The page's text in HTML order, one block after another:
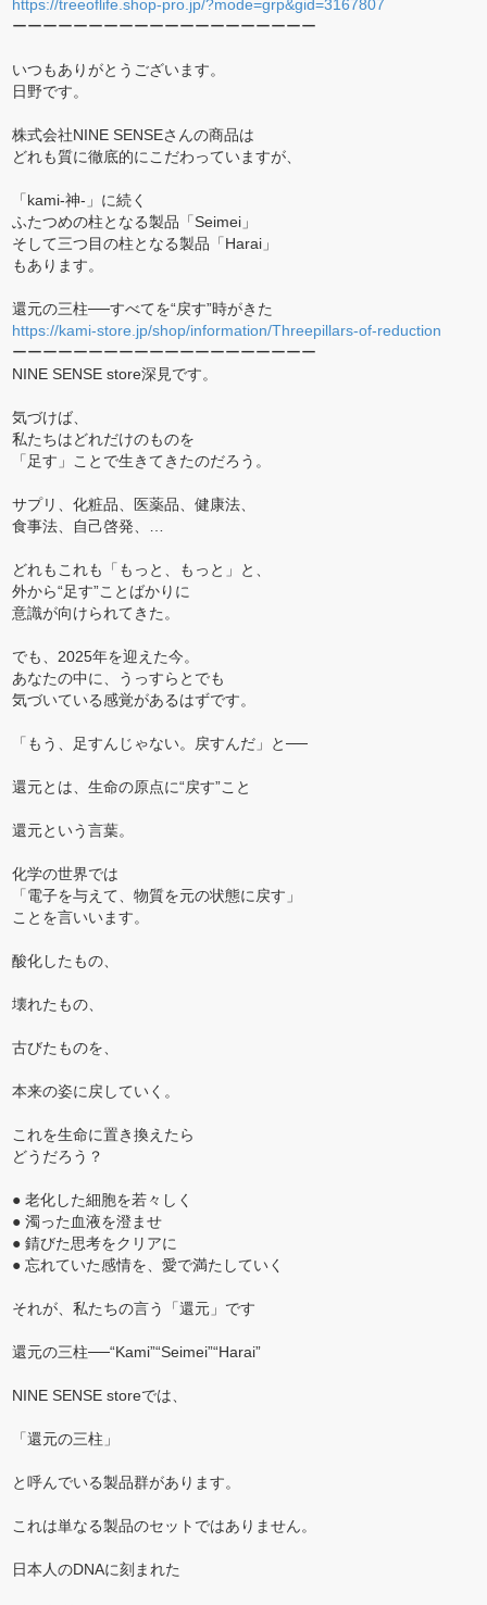
https://treeoflife.shop-pro.jp/?mode=grp&gid=3167807
ーーーーーーーーーーーーーーーーーーーー
いつもありがとうございます。
日野です。
株式会社NINE SENSEさんの商品は
どれも質に徹底的にこだわっていますが、
「kami-神-」に続く
ふたつめの柱となる製品「Seimei」
そして三つ目の柱となる製品「Harai」
もあります。
還元の三柱──すべてを“戻す”時がきた
https://kami-store.jp/shop/information/Threepillars-of-reduction
ーーーーーーーーーーーーーーーーーーーー
NINE SENSE store深見です。
気づけば、
私たちはどれだけのものを
「足す」ことで生きてきたのだろう。
サプリ、化粧品、医薬品、健康法、
食事法、自己啓発、…
どれもこれも「もっと、もっと」と、
外から“足す”ことばかりに
意識が向けられてきた。
でも、2025年を迎えた今。
あなたの中に、うっすらとでも
気づいている感覚があるはずです。
「もう、足すんじゃない。戻すんだ」と──
還元とは、生命の原点に“戻す”こと
還元という言葉。
化学の世界では
「電子を与えて、物質を元の状態に戻す」
ことを言いいます。
酸化したもの、
壊れたもの、
古びたものを、
本来の姿に戻していく。
これを生命に置き換えたら
どうだろう？
● 老化した細胞を若々しく
● 濁った血液を澄ませ
● 錆びた思考をクリアに
● 忘れていた感情を、愛で満たしていく
それが、私たちの言う「還元」です
還元の三柱──“Kami”“Seimei”“Harai”
NINE SENSE storeでは、
「還元の三柱」
と呼んでいる製品群があります。
これは単なる製品のセットではありません。
日本人のDNAに刻まれた